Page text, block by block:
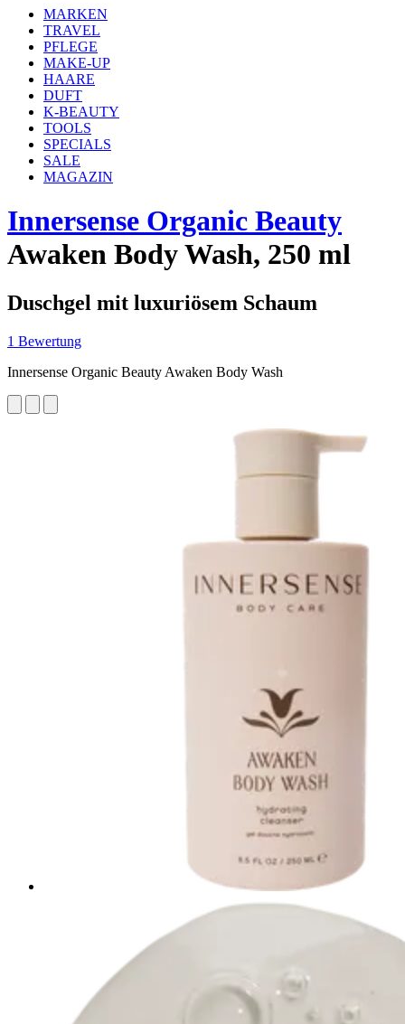
MARKEN
TRAVEL
PFLEGE
MAKE-UP
HAARE
DUFT
K-BEAUTY
TOOLS
SPECIALS
SALE
MAGAZIN
Innersense Organic Beauty
Awaken Body Wash, 250 ml
Duschgel mit luxuriösem Schaum
1 Bewertung
Innersense Organic Beauty Awaken Body Wash